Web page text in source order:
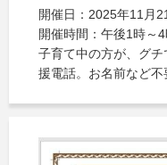
開催日：2025年11月
開催時間：午後1時～
子育て中の方が、グ
援電話。お名前など不